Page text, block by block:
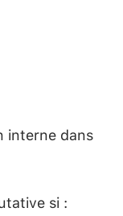
interne dans
si :